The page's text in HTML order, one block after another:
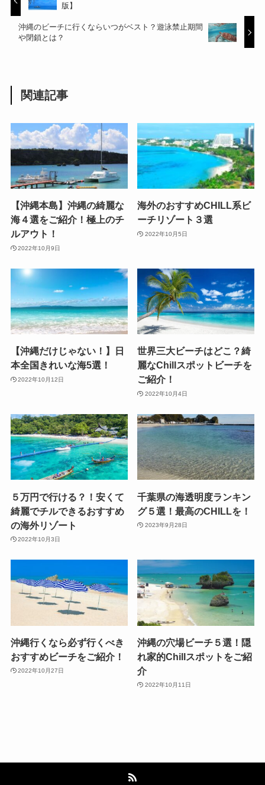
版】
沖縄のビーチに行くならいつがベスト？遊泳禁止期間
や閉鎖とは？
関連記事
【沖縄本島】沖縄の綺麗な
海４選をご紹介！極上のチ
ルアウト！
2022年10月9日
海外のおすすめCHILL系ビ
ーチリゾート３選
2022年10月5日
【沖縄だけじゃない！】日
本全国きれいな海5選！
2022年10月12日
世界三大ビーチはどこ？綺
麗なChillスポットビーチを
ご紹介！
2022年10月4日
５万円で行ける？！安くて
綺麗でチルできるおすすめ
の海外リゾート
2022年10月3日
千葉県の海透明度ランキン
グ５選！最高のCHILLを！
2023年9月28日
沖縄行くなら必ず行くべき
おすすめビーチをご紹介！
2022年10月27日
沖縄の穴場ビーチ５選！隠
れ家的Chillスポットをご紹
介
2022年10月11日